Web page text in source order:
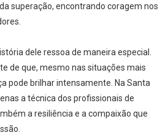
superação, encontrando coragem nos
dele ressoa de maneira especial.
de que, mesmo nas situações mais
pode brilhar intensamente. Na Santa
a técnica dos profissionais de
a resiliência e a compaixão que